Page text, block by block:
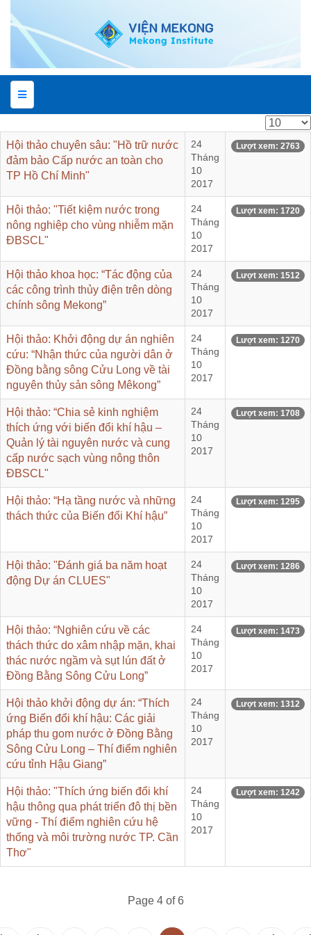
Hiển
thị
Hội thảo chuyên sâu: "Hồ trữ nước
đảm bảo Cấp nước an toàn cho
TP Hồ Chí Minh"
24
Tháng
10
2017
Lượt xem: 2763
Hội thảo: "Tiết kiệm nước trong
nông nghiệp cho vùng nhiễm mặn
ĐBSCL"
24
Tháng
10
2017
Lượt xem: 1720
Hội thảo khoa học: “Tác động của
các công trình thủy điện trên dòng
chính sông Mekong”
24
Tháng
10
2017
Lượt xem: 1512
Hội thảo: Khởi động dự án nghiên
cứu: “Nhận thức của người dân ở
Đồng bằng sông Cửu Long về tài
nguyên thủy sản sông Mêkong”
24
Tháng
10
2017
Lượt xem: 1270
Hội thảo: “Chia sẻ kinh nghiệm
thích ứng với biến đổi khí hậu –
Quản lý tài nguyên nước và cung
cấp nước sạch vùng nông thôn
ĐBSCL"
24
Tháng
10
2017
Lượt xem: 1708
Hội thảo: “Hạ tầng nước và những
thách thức của Biến đổi Khí hậu”
24
Tháng
10
2017
Lượt xem: 1295
Hội thảo: "Đánh giá ba năm hoạt
động Dự án CLUES"
24
Tháng
10
2017
Lượt xem: 1286
Hội thảo: “Nghiên cứu về các
thách thức do xâm nhập mặn, khai
thác nước ngầm và sụt lún đất ở
Đồng Bằng Sông Cửu Long”
24
Tháng
10
2017
Lượt xem: 1473
Hội thảo khởi động dự án: “Thích
ứng Biến đổi khí hậu: Các giải
pháp thu gom nước ở Đồng Bằng
Sông Cửu Long – Thí điểm nghiên
cứu tỉnh Hậu Giang”
24
Tháng
10
2017
Lượt xem: 1312
Hội thảo: "Thích ứng biến đổi khí
hậu thông qua phát triển đô thị bền
vững - Thí điểm nghiên cứu hệ
thống và môi trường nước TP. Cần
Thơ"
24
Tháng
10
2017
Lượt xem: 1242
Page 4 of 6